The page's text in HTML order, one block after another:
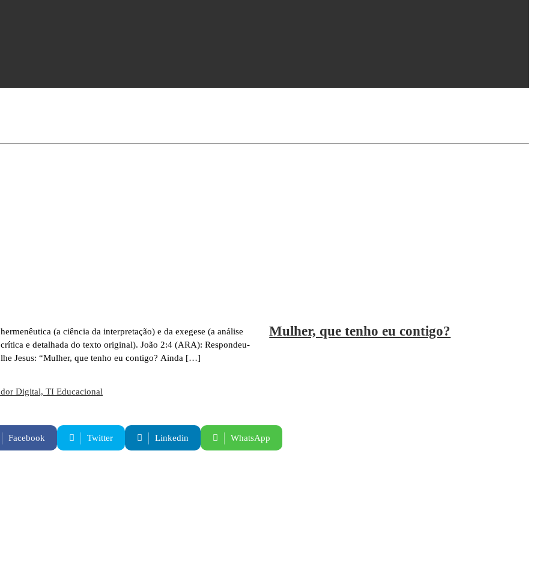
hermenêutica (a ciência da interpretação) e da exegese (a análise
crítica e detalhada do texto original). João 2:4 (ARA): Respondeu-
lhe Jesus: “Mulher, que tenho eu contigo? Ainda […]
Mulher, que tenho eu contigo?
Facebook Twitter Linkedin WhatsApp